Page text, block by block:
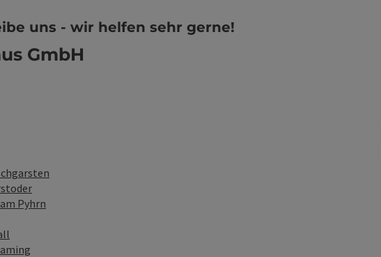
uns - wir helfen sehr gerne!
GmbH
Pyhrn